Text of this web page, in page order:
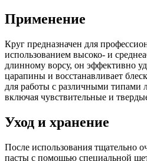
Применение
Круг предназначен для
использованием высоко- и
длинному ворсу, он эффективно
царапины и восстанавливает
для работы с различными типами
включая чувствительные и
Уход и хранение
После использования тщательно
пасты с помощью специальной